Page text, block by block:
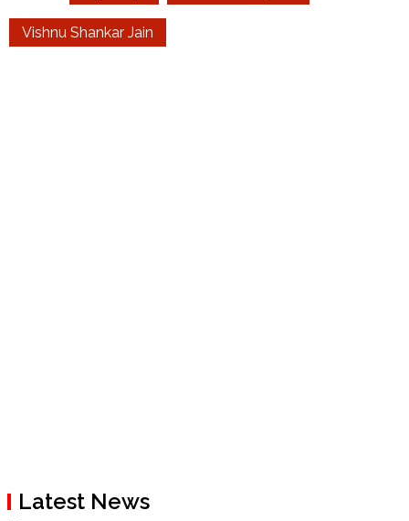
Vishnu Shankar Jain
Latest News